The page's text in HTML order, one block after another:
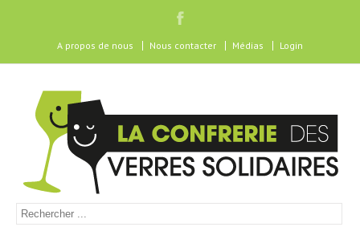
A propos de nous Nous contacter Médias Login